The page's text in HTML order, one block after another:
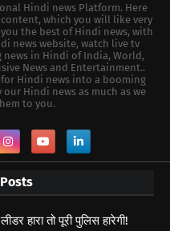
Hindi news Platform. Here
which you will like very
the best of Hindi news, with
news website, watch live tv
news in Hindi of India, World,
News and Entertainment..
Hindi news into a booming
Hindi news as much as we
to you.
हारा तो पूरी पुलिस हारेगी!